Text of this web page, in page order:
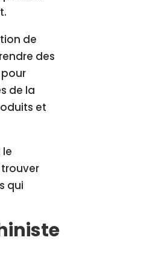
de
des
de la
et
qui